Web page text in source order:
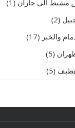
الى جازان (1)
(2)
والخبر (17)
(5)
(5)